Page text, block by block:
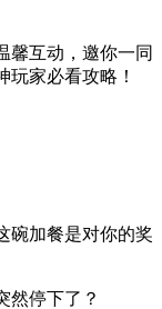
馨互动，邀你一同
家必看攻略！
碗加餐是对你的奖
停下了？